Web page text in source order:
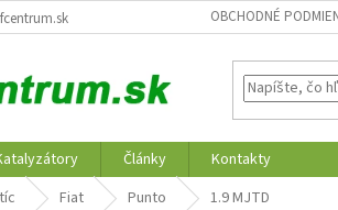
OBCHODNÉ
Články
Kontakty
Fiat Punto 1.9 MJTD